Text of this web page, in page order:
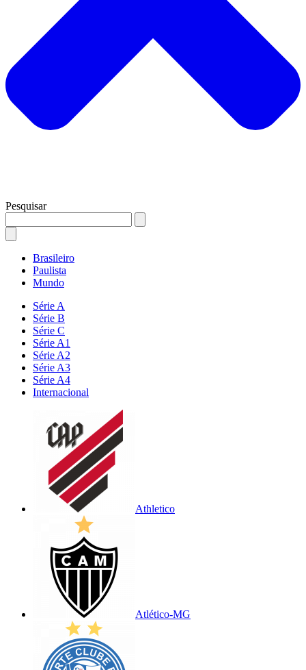
Pesquisar
Brasileiro
Paulista
Mundo
Série A
Série B
Série C
Série A1
Série A2
Série A3
Série A4
Internacional
Athletico
Atlético-MG